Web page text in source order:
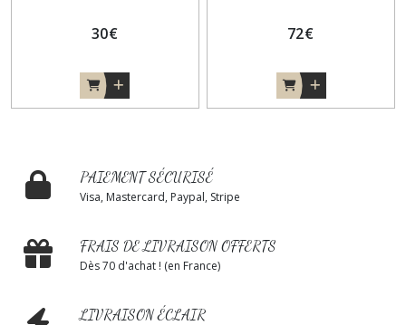
30€ 72€
PAIEMENT SÉCURISÉ
Visa, Mastercard, Paypal, Stripe
FRAIS DE LIVRAISON OFFERTS
Dès 70 d'achat ! (en France)
LIVRAISON ÉCLAIR